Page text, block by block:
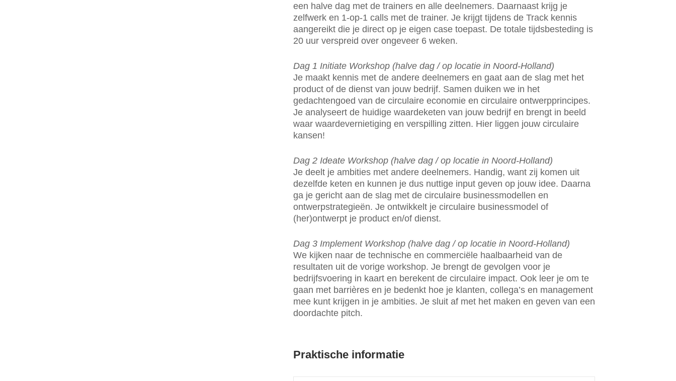
een halve dag met de trainers en alle deelnemers. Daarnaast krijg je
zelfwerk en 1-op-1 calls met de trainer. Je krijgt tijdens de Track kennis
aangereikt die je direct op je eigen case toepast. De totale tijdsbesteding is
20 uur verspreid over ongeveer 6 weken.
Dag 1 Initiate Workshop (halve dag / op locatie in Noord-Holland)
Je maakt kennis met de andere deelnemers en gaat aan de slag met het
product of de dienst van jouw bedrijf. Samen duiken we in het
gedachtengoed van de circulaire economie en circulaire ontwerpprincipes.
Je analyseert de huidige waardeketen van jouw bedrijf en brengt in beeld
waar waardevernietiging en verspilling zitten. Hier liggen jouw circulaire
kansen!
Dag 2 Ideate Workshop (halve dag / op locatie in Noord-Holland)
Je deelt je ambities met andere deelnemers. Handig, want zij komen uit
dezelfde keten en kunnen je dus nuttige input geven op jouw idee. Daarna
ga je gericht aan de slag met de circulaire businessmodellen en
ontwerpstrategieën. Je ontwikkelt je circulaire businessmodel of
(her)ontwerpt je product en/of dienst.
Dag 3 Implement Workshop (halve dag / op locatie in Noord-Holland)
We kijken naar de technische en commerciële haalbaarheid van de
resultaten uit de vorige workshop. Je brengt de gevolgen voor je
bedrijfsvoering in kaart en berekent de circulaire impact. Ook leer je om te
gaan met barrières en je bedenkt hoe je klanten, collega’s en management
mee kunt krijgen in je ambities. Je sluit af met het maken en geven van een
doordachte pitch.
Praktische informatie